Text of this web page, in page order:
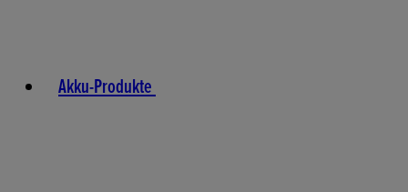
Akku-Produkte